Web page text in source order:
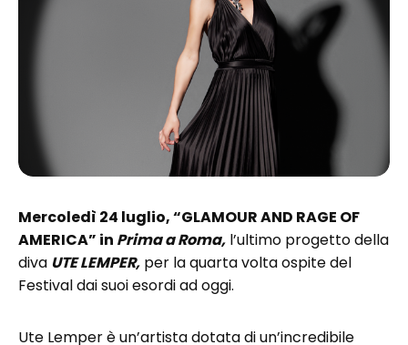
Mercoledì 24 luglio, “GLAMOUR AND RAGE OF
AMERICA” in Prima a Roma, l’ultimo progetto della
diva UTE LEMPER, per la quarta volta ospite del
Festival dai suoi esordi ad oggi.
Ute Lemper è un’artista dotata di un’incredibile